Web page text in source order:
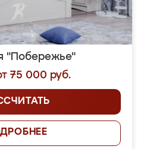
"Побережье"
75 000 руб.